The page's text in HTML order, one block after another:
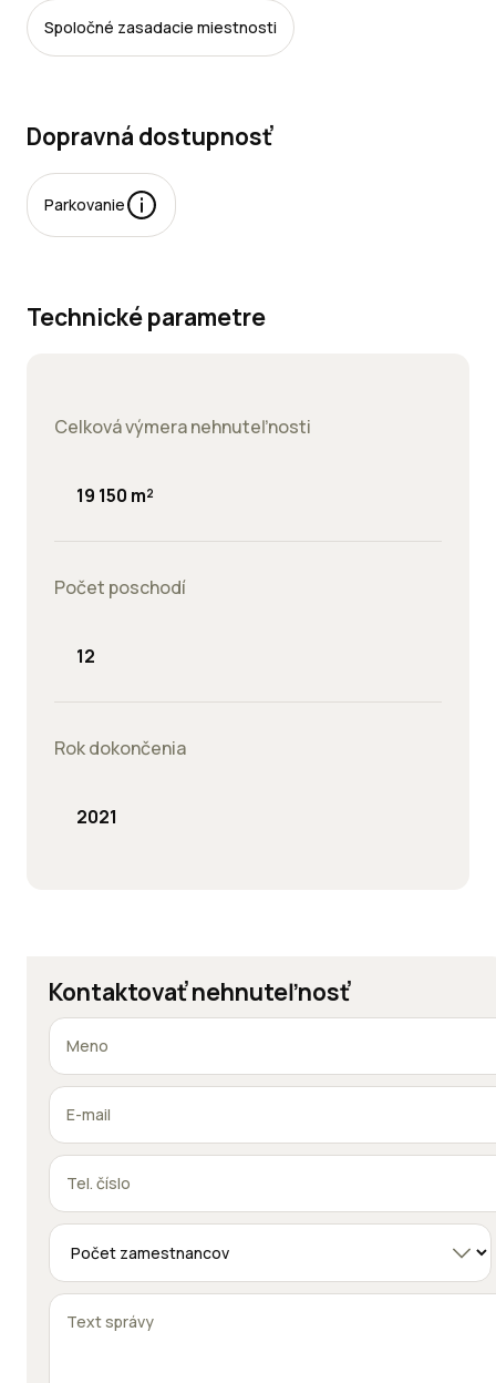
Spoločné zasadacie miestnosti
Dopravná dostupnosť
Parkovanie
Technické parametre
Celková výmera nehnuteľnosti
19 150 m²
Počet poschodí
12
Rok dokončenia
2021
Kontaktovať nehnuteľnosť